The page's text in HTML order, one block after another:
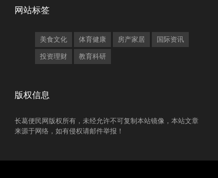
网站标签
美食文化 体育健康 房产家居 国际资讯
投资理财 教育科研
版权信息
长葛便民网版权所有，未经允许不可复制本站镜像，本站文章
来源于网络，如有侵权请邮件举报！